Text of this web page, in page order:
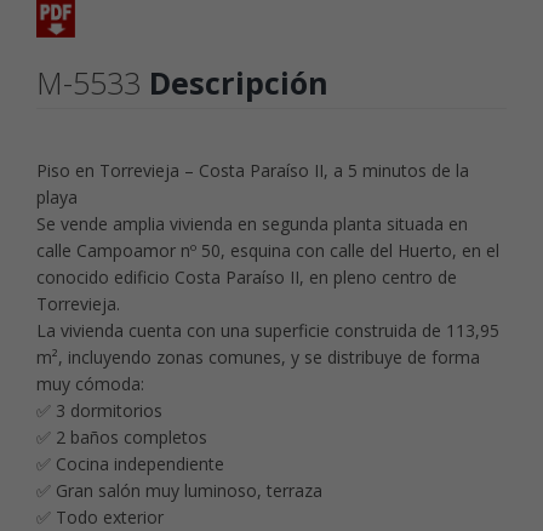
M-5533 Descripción
Piso en Torrevieja – Costa Paraíso II, a 5 minutos de la
playa
Se vende amplia vivienda en segunda planta situada en
calle Campoamor nº 50, esquina con calle del Huerto, en el
conocido edificio Costa Paraíso II, en pleno centro de
Torrevieja.
La vivienda cuenta con una superficie construida de 113,95
m², incluyendo zonas comunes, y se distribuye de forma
muy cómoda:
✅ 3 dormitorios
✅ 2 baños completos
✅ Cocina independiente
✅ Gran salón muy luminoso, terraza
✅ Todo exterior